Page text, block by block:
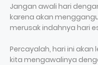
Jangan awali hari
karena akan
merusak indahnya hari
Percayalah, hari ini akan
kita mengawalinya